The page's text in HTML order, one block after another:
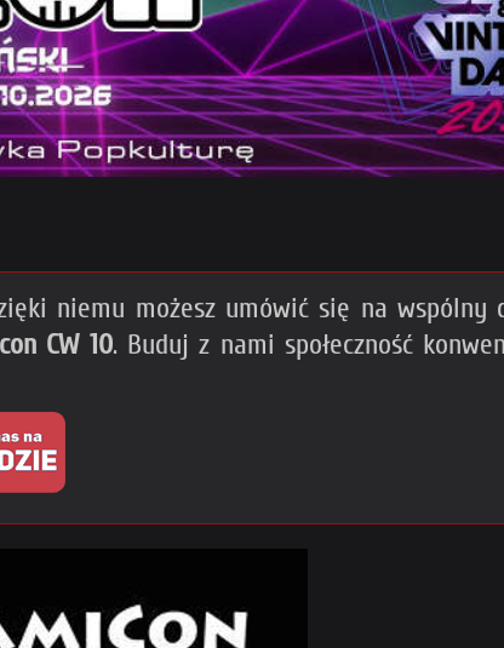
niemu możesz umówić się na wspólny
CW 10. Buduj z nami społeczność